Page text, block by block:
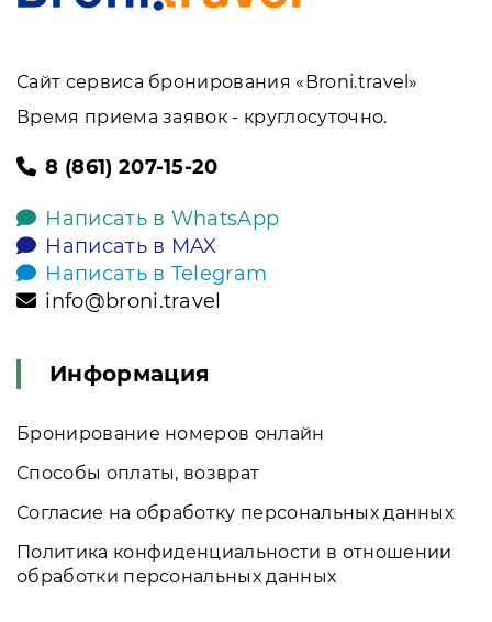
Сайт сервиса бронирования «Broni.travel»
Время приема заявок - круглосуточно.
8 (861) 207-15-20
Написать в WhatsApp
Написать в MAX
Написать в Telegram
info@broni.travel
Информация
Бронирование номеров онлайн
Способы оплаты, возврат
Согласие на обработку персональных данных
Политика конфиденциальности в отношении
обработки персональных данных